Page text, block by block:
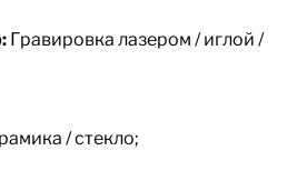
Гравировка лазером / иглой /
/ стекло;